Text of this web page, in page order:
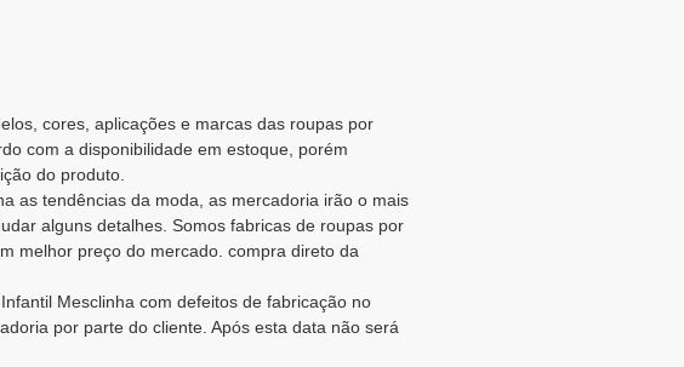
cores, aplicações e marcas das roupas por
com a disponibilidade em estoque, porém
do produto.
as tendências da moda, as mercadoria irão o mais
alguns detalhes. Somos fabricas de roupas por
melhor preço do mercado. compra direto da
Mesclinha com defeitos de fabricação no
por parte do cliente. Após esta data não será